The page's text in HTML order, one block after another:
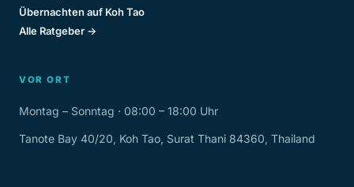
Übernachten auf Koh Tao
Alle Ratgeber →
VOR ORT
Montag – Sonntag · 08:00 – 18:00 Uhr
Tanote Bay 40/20, Koh Tao, Surat Thani 84360, Thailand